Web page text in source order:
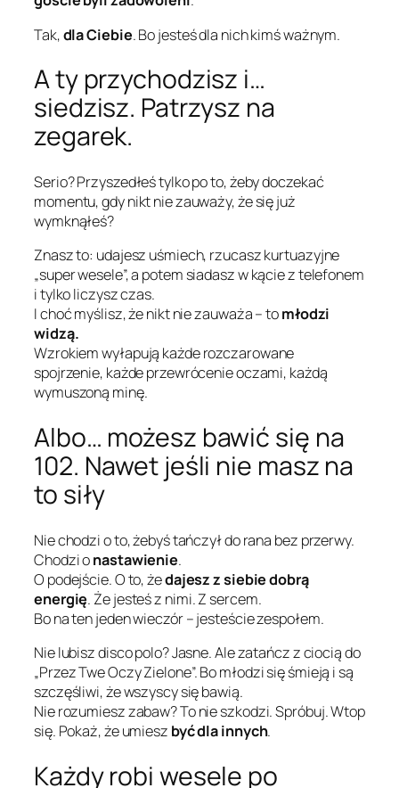
Tak,dla Ciebie. Bo jesteś dla nich kimś ważnym.
A ty przychodzisz i…
siedzisz. Patrzysz na
zegarek.
Serio? Przyszedłeś tylko po to, żeby doczekać
momentu, gdy nikt nie zauważy, że się już
wymknąłeś?
Znasz to: udajesz uśmiech, rzucasz kurtuazyjne
„super wesele”, a potem siadasz w kącie z telefonem
i tylko liczysz czas.
I choć myślisz, że nikt nie zauważa – tomłodzi
widzą.
Wzrokiem wyłapują każde rozczarowane
spojrzenie, każde przewrócenie oczami, każdą
wymuszoną minę.
Albo… możesz bawić się na
102. Nawet jeśli nie masz na
to siły
Nie chodzi o to, żebyś tańczył do rana bez przerwy.
Chodzi onastawienie.
O podejście. O to, żedajesz z siebie dobrą
energię. Że jesteś z nimi. Z sercem.
Bo na ten jeden wieczór – jesteście zespołem.
Nie lubisz disco polo? Jasne. Ale zatańcz z ciocią do
„Przez Twe Oczy Zielone”. Bo młodzi się śmieją i są
szczęśliwi, że wszyscy się bawią.
Nie rozumiesz zabaw? To nie szkodzi. Spróbuj. Wtop
się. Pokaż, że umiesz być dla innych.
Każdy robi wesele po